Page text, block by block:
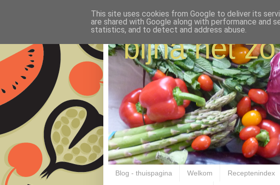
bijna net
Blog - thuispagina Welkom Receptenindex
This site uses cookies from Google to deliver its
are shared with Google along with performance and
statistics, and to detect and address abuse.